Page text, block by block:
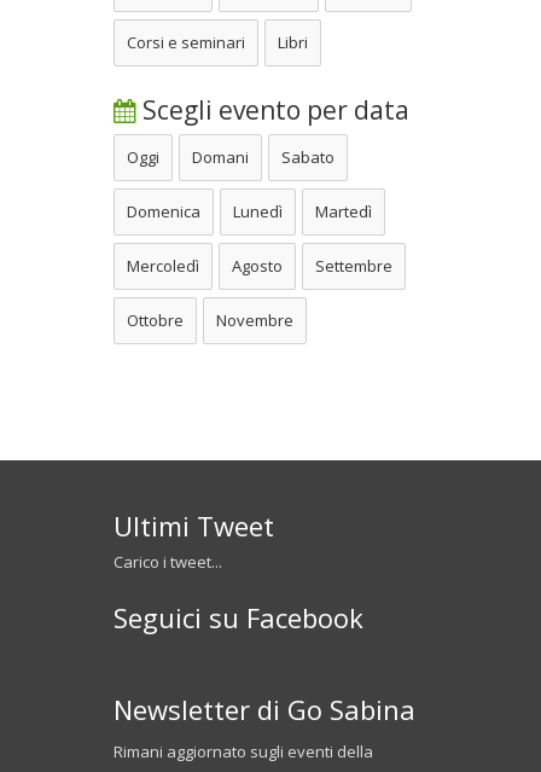
Corsi e seminari Libri
Scegli evento per data
Oggi Domani Sabato
Domenica Lunedì Martedì
Mercoledì Agosto Settembre
Ottobre Novembre
Ultimi Tweet
Carico i tweet...
Seguici su Facebook
Newsletter di Go Sabina
Rimani aggiornato sugli eventi della